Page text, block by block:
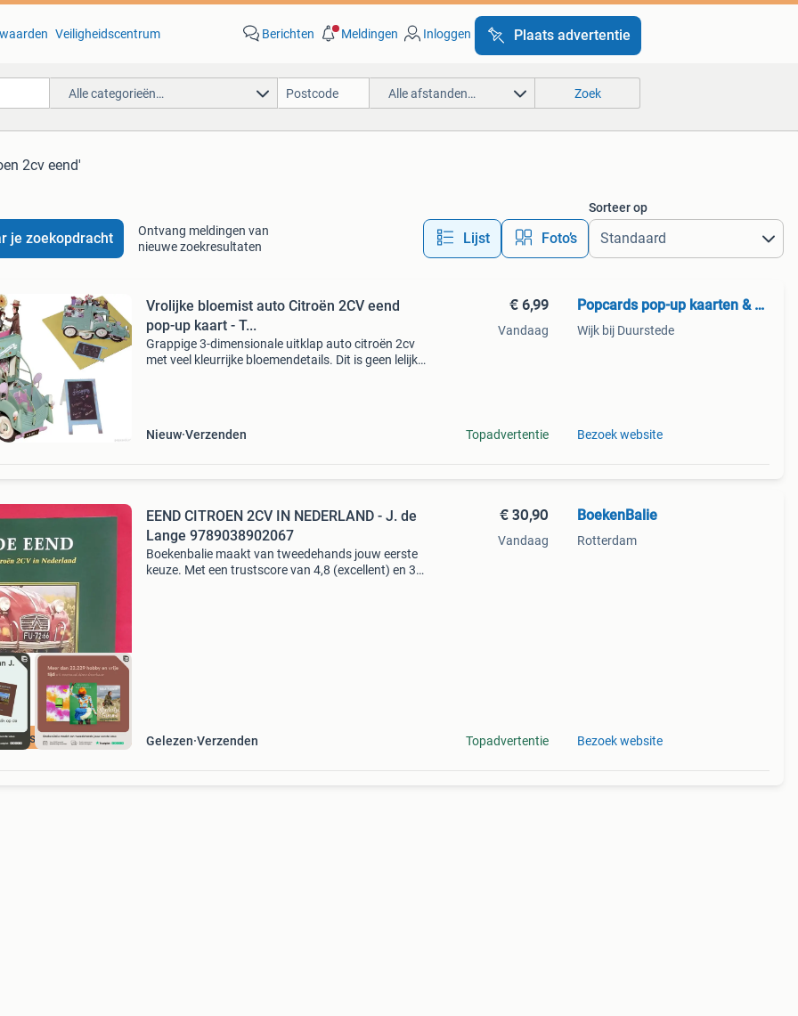
Veiligheidscentrum Berichten Meldingen Inloggen Plaats advertentie
Alle categorieën… Alle afstanden… Zoek
2cv eend'
je zoekopdracht
Ontvang meldingen van
nieuwe zoekresultaten
Lijst Foto’s
Sorteer op
Vrolijke bloemist auto Citroën 2CV eend
pop-up kaart - T...
Grappige 3-dimensionale uitklap auto citroën 2cv
met veel kleurrijke bloemendetails. Dit is geen lelijke
Nieuw Verzenden
€ 6,99
Vandaag
Topadvertentie
Popcards pop-up kaarten & wenskaarten
Wijk bij Duurstede
Bezoek website
prijs
EEND CITROEN 2CV IN NEDERLAND - J. de
Lange 9789038902067
Boekenbalie maakt van tweedehands jouw eerste
keuze. Met een trustscore van 4,8 (excellent) en 30
Gelezen Verzenden
€ 30,90
Vandaag
Topadvertentie
BoekenBalie
Rotterdam
Bezoek website